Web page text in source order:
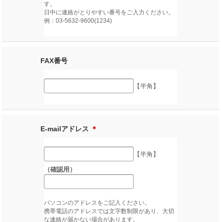
す。
日中に連絡がとりやすい番号をご入力ください。
例：03-5632-9600(1234)
FAX番号
【半角】
E-mailアドレス ＊
【半角】
（確認用）
パソコンのアドレスをご記入ください。
携帯電話のアドレスでは文字数制限があり、大切
な連絡が届かない場合があります。